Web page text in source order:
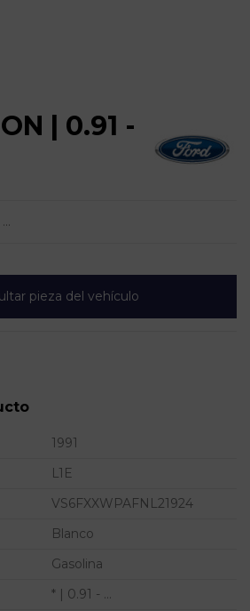
| 0.91 -
pieza del vehículo
1991
L1E
VS6FXXWPAFNL21924
Blanco
Gasolina
* | 0.91 - ...